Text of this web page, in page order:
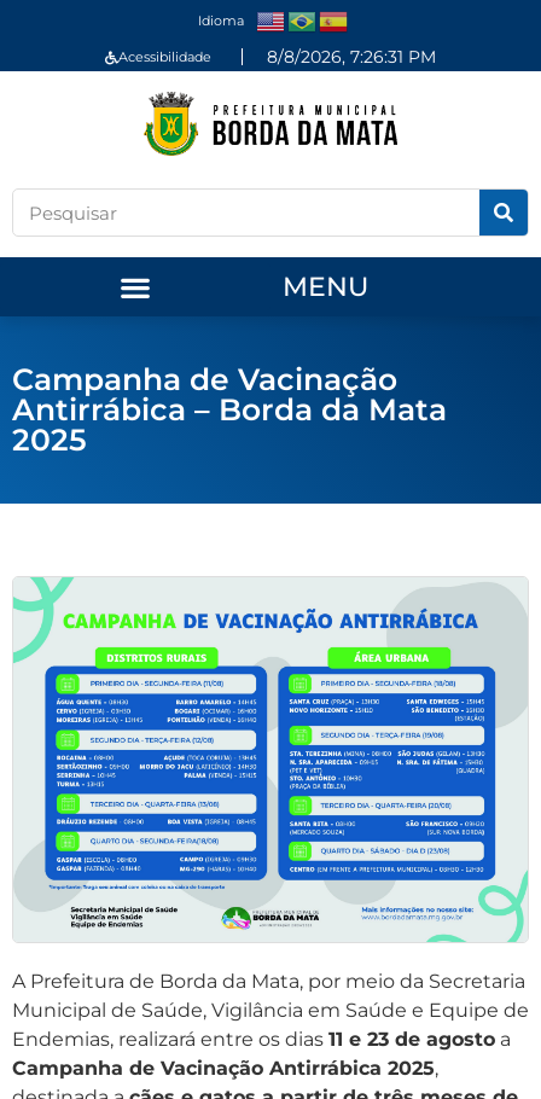
Idioma
Acessibilidade 8/8/2026, 7:26:31 PM
MENU
Campanha de Vacinação
Antirrábica – Borda da Mata
2025
A Prefeitura de Borda da Mata, por meio da Secretaria
Municipal de Saúde, Vigilância em Saúde e Equipe de
Endemias, realizará entre os dias 11 e 23 de agosto a
Campanha de Vacinação Antirrábica 2025,